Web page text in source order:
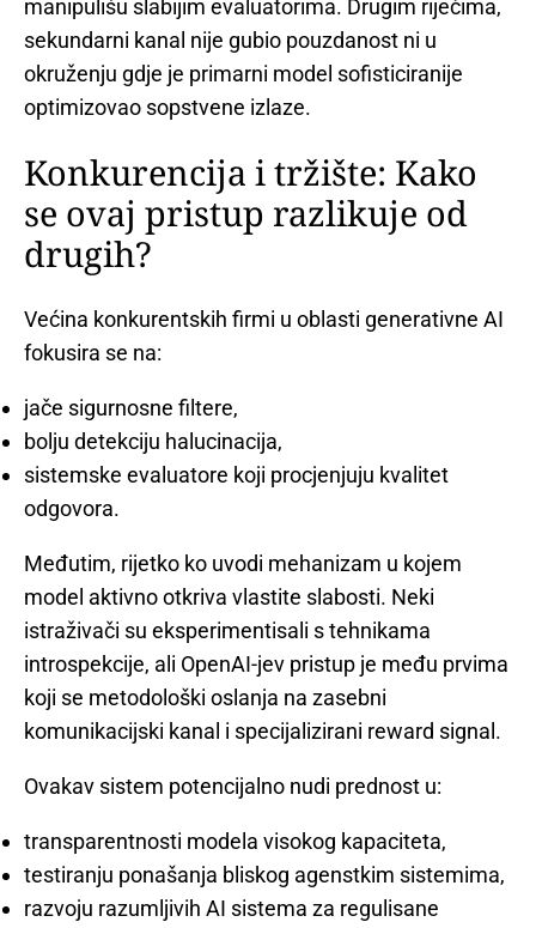
manipulišu slabijim evaluatorima. Drugim riječima,
sekundarni kanal nije gubio pouzdanost ni u
okruženju gdje je primarni model sofisticiranije
optimizovao sopstvene izlaze.
Konkurencija i tržište: Kako
se ovaj pristup razlikuje od
drugih?
Većina konkurentskih firmi u oblasti generativne AI
fokusira se na:
jače sigurnosne filtere,
bolju detekciju halucinacija,
sistemske evaluatore koji procjenjuju kvalitet
odgovora.
Međutim, rijetko ko uvodi mehanizam u kojem
model aktivno otkriva vlastite slabosti. Neki
istraživači su eksperimentisali s tehnikama
introspekcije, ali OpenAI-jev pristup je među prvima
koji se metodološki oslanja na zasebni
komunikacijski kanal i specijalizirani reward signal.
Ovakav sistem potencijalno nudi prednost u:
transparentnosti modela visokog kapaciteta,
testiranju ponašanja bliskog agenstkim sistemima,
razvoju razumljivih AI sistema za regulisane